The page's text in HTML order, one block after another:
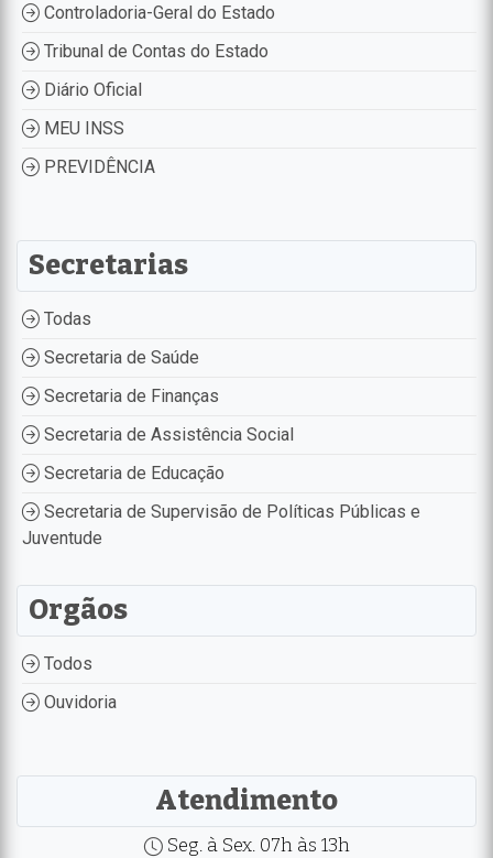
Controladoria-Geral do Estado
Tribunal de Contas do Estado
Diário Oficial
MEU INSS
PREVIDÊNCIA
Secretarias
Todas
Secretaria de Saúde
Secretaria de Finanças
Secretaria de Assistência Social
Secretaria de Educação
Secretaria de Supervisão de Políticas Públicas e
Juventude
Orgãos
Todos
Ouvidoria
Atendimento
Seg. à Sex. 07h às 13h